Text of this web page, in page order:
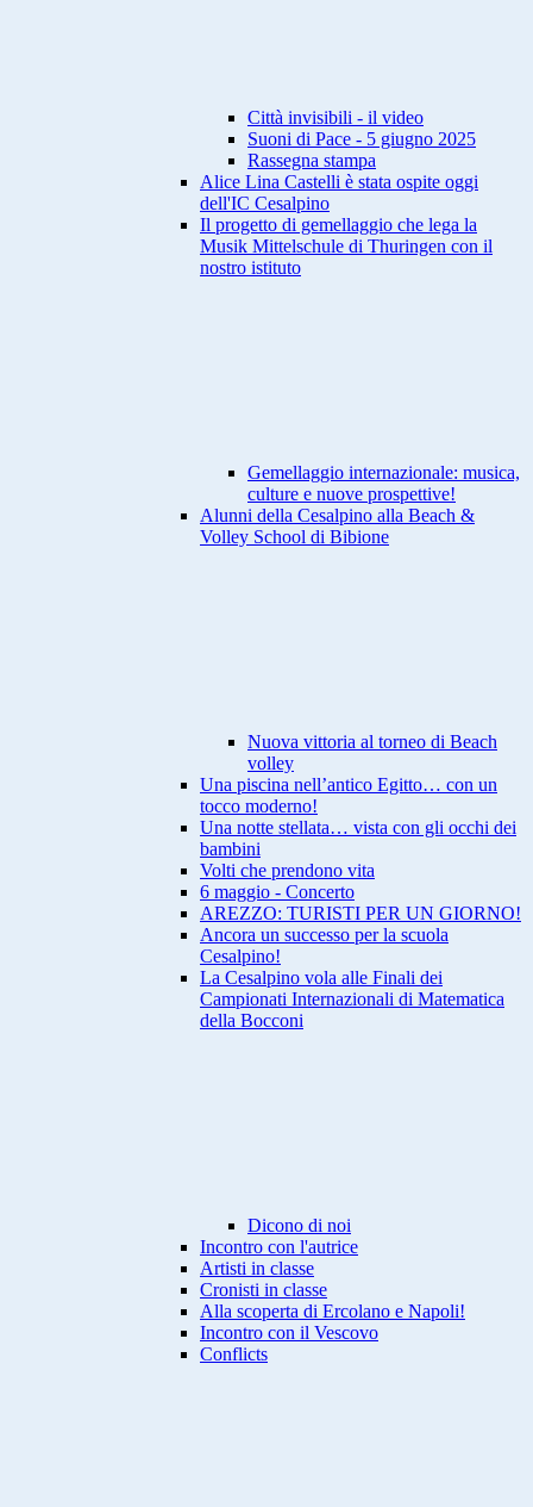
Città invisibili - il video
Suoni di Pace - 5 giugno 2025
Rassegna stampa
Alice Lina Castelli è stata ospite oggi
dell'IC Cesalpino
Il progetto di gemellaggio che lega la
Musik Mittelschule di Thuringen con il
nostro istituto
Gemellaggio internazionale: musica,
culture e nuove prospettive!
Alunni della Cesalpino alla Beach &
Volley School di Bibione
Nuova vittoria al torneo di Beach
volley
Una piscina nell’antico Egitto… con un
tocco moderno!
Una notte stellata… vista con gli occhi dei
bambini
Volti che prendono vita
6 maggio - Concerto
AREZZO: TURISTI PER UN GIORNO!
Ancora un successo per la scuola
Cesalpino!
La Cesalpino vola alle Finali dei
Campionati Internazionali di Matematica
della Bocconi
Dicono di noi
Incontro con l'autrice
Artisti in classe
Cronisti in classe
Alla scoperta di Ercolano e Napoli!
Incontro con il Vescovo
Conflicts